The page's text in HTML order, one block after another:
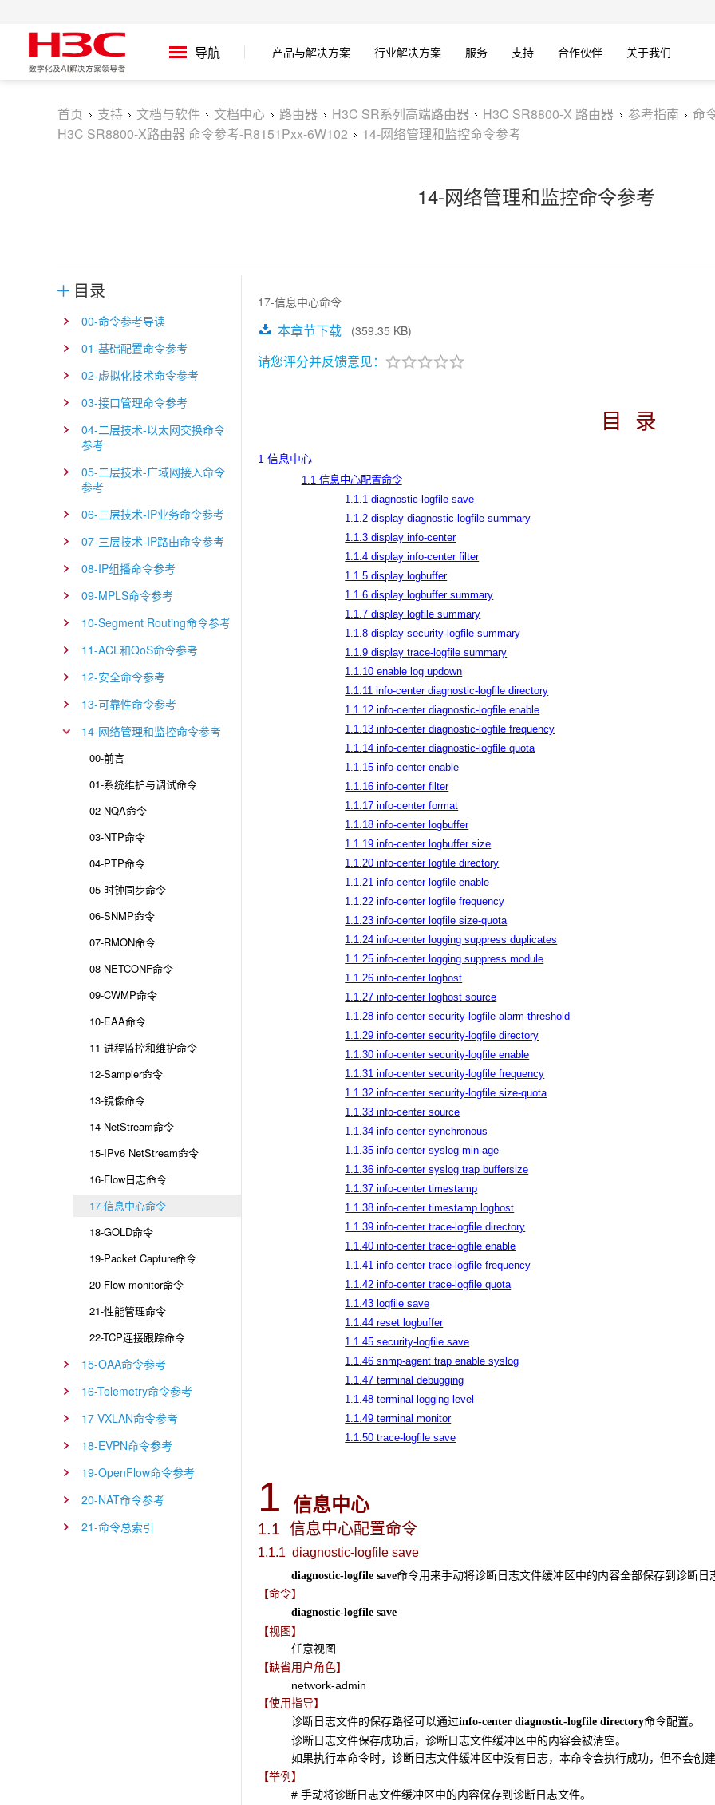
导航 产品与解决方案 行业解决方案 服务 支持 合作伙伴 关于我们
首页 支持 文档与软件 文档中心 路由器 H3C SR系列高端路由器 H3C SR8800-X 路由器 参考指南
命
H3C SR8800-X路由器 命令参考-R8151Pxx-6W102
14-网络管理和监控命令参考
14-网络管理和监控命令参考
目录
00-命令参考导读
01-基础配置命令参考
02-虚拟化技术命令参考
03-接口管理命令参考
04-二层技术-以太网交换命令
参考
05-二层技术-广域网接入命令
参考
06-三层技术-IP业务命令参考
07-三层技术-IP路由命令参考
08-IP组播命令参考
09-MPLS命令参考
10-Segment Routing命令参考
11-ACL和QoS命令参考
12-安全命令参考
13-可靠性命令参考
14-网络管理和监控命令参考
00-前言
01-系统维护与调试命令
02-NQA命令
03-NTP命令
04-PTP命令
05-时钟同步命令
06-SNMP命令
07-RMON命令
08-NETCONF命令
09-CWMP命令
10-EAA命令
11-进程监控和维护命令
12-Sampler命令
13-镜像命令
14-NetStream命令
15-IPv6 NetStream命令
16-Flow日志命令
17-信息中心命令
18-GOLD命令
19-Packet Capture命令
20-Flow-monitor命令
21-性能管理命令
22-TCP连接跟踪命令
15-OAA命令参考
16-Telemetry命令参考
17-VXLAN命令参考
18-EVPN命令参考
19-OpenFlow命令参考
20-NAT命令参考
21-命令总索引
17-信息中心命令
本章节下载 (359.35 KB)
请您评分并反馈意见：
目 录
1 信息中心
1.1 信息中心配置命令
1.1.1 diagnostic-logfile save
1.1.2 display diagnostic-logfile summary
1.1.3 display info-center
1.1.4 display info-center filter
1.1.5 display logbuffer
1.1.6 display logbuffer summary
1.1.7 display logfile summary
1.1.8 display security-logfile summary
1.1.9 display trace-logfile summary
1.1.10 enable log updown
1.1.11 info-center diagnostic-logfile directory
1.1.12 info-center diagnostic-logfile enable
1.1.13 info-center diagnostic-logfile frequency
1.1.14 info-center diagnostic-logfile quota
1.1.15 info-center enable
1.1.16 info-center filter
1.1.17 info-center format
1.1.18 info-center logbuffer
1.1.19 info-center logbuffer size
1.1.20 info-center logfile directory
1.1.21 info-center logfile enable
1.1.22 info-center logfile frequency
1.1.23 info-center logfile size-quota
1.1.24 info-center logging suppress duplicates
1.1.25 info-center logging suppress module
1.1.26 info-center loghost
1.1.27 info-center loghost source
1.1.28 info-center security-logfile alarm-threshold
1.1.29 info-center security-logfile directory
1.1.30 info-center security-logfile enable
1.1.31 info-center security-logfile frequency
1.1.32 info-center security-logfile size-quota
1.1.33 info-center source
1.1.34 info-center synchronous
1.1.35 info-center syslog min-age
1.1.36 info-center syslog trap buffersize
1.1.37 info-center timestamp
1.1.38 info-center timestamp loghost
1.1.39 info-center trace-logfile directory
1.1.40 info-center trace-logfile enable
1.1.41 info-center trace-logfile frequency
1.1.42 info-center trace-logfile quota
1.1.43 logfile save
1.1.44 reset logbuffer
1.1.45 security-logfile save
1.1.46 snmp-agent trap enable syslog
1.1.47 terminal debugging
1.1.48 terminal logging level
1.1.49 terminal monitor
1.1.50 trace-logfile save
1 信息中心
1.1 信息中心配置命令
1.1.1 diagnostic-logfile save
diagnostic-logfile save命令用来手动将诊断日志文件缓冲区中的内容全部保存到诊断日
【命令】
diagnostic-logfile save
【视图】
任意视图
【缺省用户角色】
network-admin
【使用指导】
诊断日志文件的保存路径可以通过info-center diagnostic-logfile directory命令配置。
诊断日志文件保存成功后，诊断日志文件缓冲区中的内容会被清空。
如果执行本命令时，诊断日志文件缓冲区中没有日志，本命令会执行成功，但不会创
【举例】
# 手动将诊断日志文件缓冲区中的内容保存到诊断日志文件。